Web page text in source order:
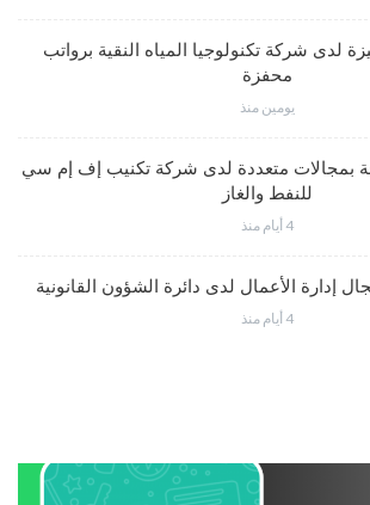
لدى شركة تكنولوجيا المياه النقية برواتب
محفزة
يومين منذ
بمجالات متعددة لدى شركة تكنيب إف إم سي
للنفط والغاز
4 أيام منذ
إدارة الأعمال لدى دائرة الشؤون القانونية
4 أيام منذ